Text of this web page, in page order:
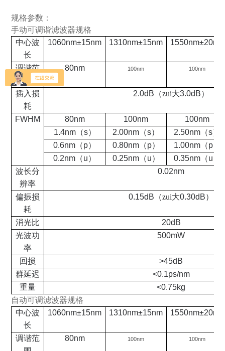
规格参数：
手动可调谐滤波器规格
中心波
长
1060nm±15nm 1310nm±15nm 1550nm±20nm
调谐范
围
80nm 100nm 100nm
插入损
耗
2.0dB （zui大3.0dB）
FWHM 80nm 100nm
100nm
1.4nm（s） 2.00nm （s） 2.50nm （s）
0.6nm （p） 0.80nm（p） 1.00nm（p）
0.2nm （u） 0.25nm（u） 0.35nm（u
波长分
辨率
0.02nm
偏振损
耗
0.15dB （zui大0.30dB）
消光比
20dB
光波功
率
500mW
回损
>45dB
群延迟
<0.1ps/nm
重量
<0.75kg
自动可调滤波器规格
中心波
长
1060nm±15nm 1310nm±15nm 1550nm±20nm
调谐范
80nm 100nm 100nm